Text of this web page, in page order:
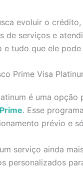
evoluir o
de serviços e
e tudo que ele
Prime Visa
é uma
. Esse
prévio e
serviço ainda
personalizados